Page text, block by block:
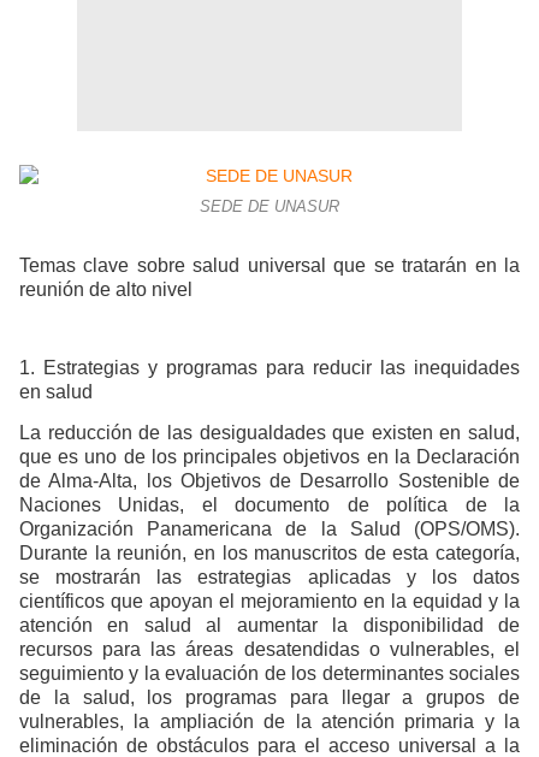
SEDE DE UNASUR
Temas clave sobre salud universal que se tratarán en la
reunión de alto nivel
1. Estrategias y programas para reducir las inequidades
en salud
La reducción de las desigualdades que existen en salud,
que es uno de los principales objetivos en la Declaración
de Alma-Alta, los Objetivos de Desarrollo Sostenible de
Naciones Unidas, el documento de política de la
Organización Panamericana de la Salud (OPS/OMS).
Durante la reunión, en los manuscritos de esta categoría,
se mostrarán las estrategias aplicadas y los datos
científicos que apoyan el mejoramiento en la equidad y la
atención en salud al aumentar la disponibilidad de
recursos para las áreas desatendidas o vulnerables, el
seguimiento y la evaluación de los determinantes sociales
de la salud, los programas para llegar a grupos de
vulnerables, la ampliación de la atención primaria y la
eliminación de obstáculos para el acceso universal a la